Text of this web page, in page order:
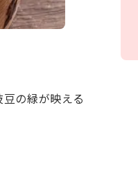
の緑が映える